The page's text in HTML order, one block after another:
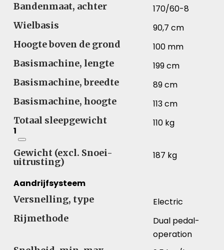
Bandenmaat, achter
170/60-8
Wielbasis
90,7 cm
Hoogte boven de grond
100 mm
Basismachine, lengte
199 cm
Basismachine, breedte
89 cm
Basismachine, hoogte
113 cm
Totaal sleepgewicht
1
110 kg
Gewicht (excl. Snoei-
uitrusting)
187 kg
Aandrijfsysteem
Versnelling, type
Electric
Rijmethode
Dual pedal-
operation